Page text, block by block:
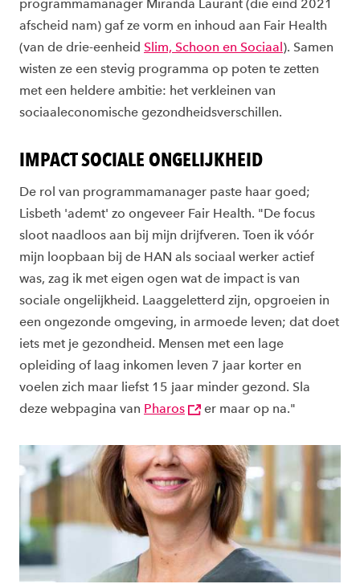
programmamanager Miranda Laurant (die eind 2021
afscheid nam) gaf ze vorm en inhoud aan Fair Health
(van de drie-eenheid Slim, Schoon en Sociaal). Samen
wisten ze een stevig programma op poten te zetten
met een heldere ambitie: het verkleinen van
sociaaleconomische gezondheidsverschillen.
IMPACT SOCIALE ONGELIJKHEID
De rol van programmamanager paste haar goed;
Lisbeth 'ademt' zo ongeveer Fair Health. "De focus
sloot naadloos aan bij mijn drijfveren. Toen ik vóór
mijn loopbaan bij de HAN als sociaal werker actief
was, zag ik met eigen ogen wat de impact is van
sociale ongelijkheid. Laaggeletterd zijn, opgroeien in
een ongezonde omgeving, in armoede leven; dat doet
iets met je gezondheid. Mensen met een lage
opleiding of laag inkomen leven 7 jaar korter en
voelen zich maar liefst 15 jaar minder gezond. Sla
deze webpagina van Pharos er maar op na."